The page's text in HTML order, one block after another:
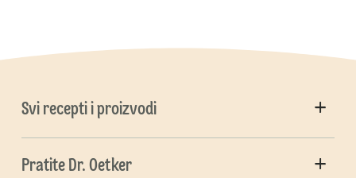
Svi recepti i proizvodi
Pratite Dr. Oetker